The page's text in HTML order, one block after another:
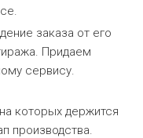
заказа от его
Придаем
сервису.
которых держится
производства.